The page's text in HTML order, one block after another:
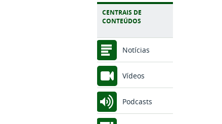
CENTRAIS DE
CONTEÚDOS
Notícias
Vídeos
Podcasts